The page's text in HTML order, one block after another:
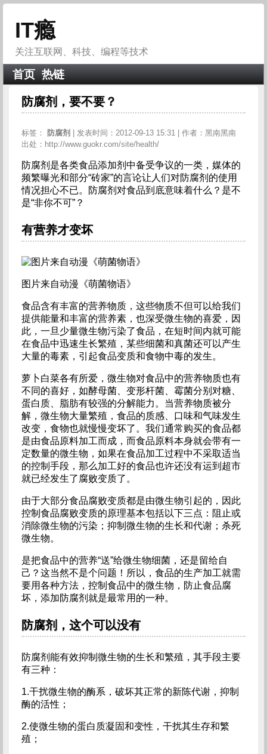
IT瘾
关注互联网、科技、编程等技术
首页 热链
防腐剂，要不要？
标签： 防腐剂
| 发表时间：2012-09-13 15:31 | 作者：黑南黑南
出处：http://www.guokr.com/site/health/
防腐剂是各类食品添加剂中备受争议的一类，媒体的
频繁曝光和部分“砖家”的言论让人们对防腐剂的使用
情况担心不已。防腐剂对食品到底意味着什么？是不
是“非你不可”？
有营养才变坏
图片来自动漫《萌菌物语》
食品含有丰富的营养物质，这些物质不但可以给我们
提供能量和丰富的营养素，也深受微生物的喜爱，因
此，一旦少量微生物污染了食品，在短时间内就可能
在食品中迅速生长繁殖，某些细菌和真菌还可以产生
大量的毒素，引起食品变质和食物中毒的发生。
萝卜白菜各有所爱，微生物对食品中的营养物质也有
不同的喜好，如酵母菌、变形杆菌、霉菌分别对糖、
蛋白质、脂肪有较强的分解能力。当营养物质被分
解，微生物大量繁殖，食品的质感、口味和气味发生
改变，食物也就慢慢变坏了。我们通常购买的食品都
是由食品原料加工而成，而食品原料本身就会带有一
定数量的微生物，如果在食品加工过程中不采取适当
的控制手段，那么加工好的食品也许还没有运到超市
就已经发生了腐败变质了。
由于大部分食品腐败变质都是由微生物引起的，因此
控制食品腐败变质的原理基本包括以下三点：阻止或
消除微生物的污染；抑制微生物的生长和代谢；杀死
微生物。
是把食品中的营养“送”给微生物细菌，还是留给自
己？这当然不是个问题！所以，食品的生产加工就需
要用各种方法，控制食品中的微生物，防止食品腐
坏，添加防腐剂就是最常用的一种。
防腐剂，这个可以没有
防腐剂能有效抑制微生物的生长和繁殖，其手段主要
有三种：
1.干扰微生物的酶系，破坏其正常的新陈代谢，抑制
酶的活性；
2.使微生物的蛋白质凝固和变性，干扰其生存和繁
殖；